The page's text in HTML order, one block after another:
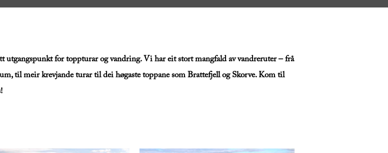
utgangspunkt for toppturar og vandring. Vi har eit stort mangfald av vandreruter – frå
til meir krevjande turar til dei høgaste toppane som Brattefjell og Skorve. Kom til